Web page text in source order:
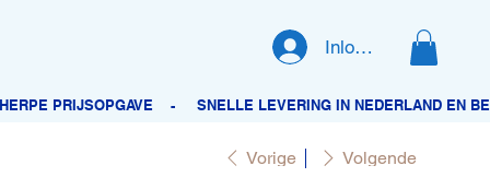
Inloggen
Vorige Volgende